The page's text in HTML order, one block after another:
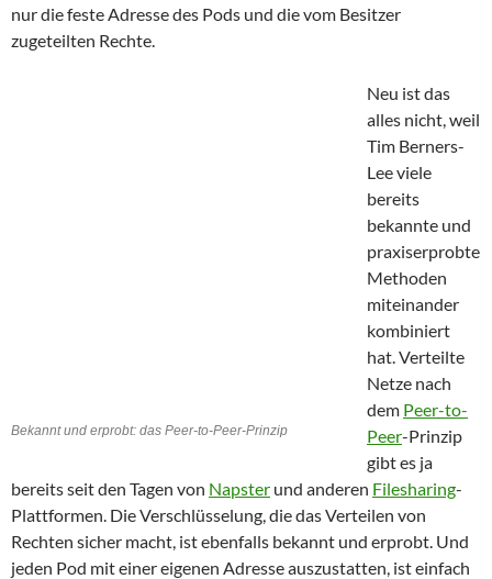
nur die feste Adresse des Pods und die vom Besitzer
zugeteilten Rechte.
Bekannt und erprobt: das Peer-to-Peer-Prinzip
Neu ist das
alles nicht, weil
Tim Berners-
Lee viele
bereits
bekannte und
praxiserprobte
Methoden
miteinander
kombiniert
hat. Verteilte
Netze nach
dem Peer-to-
Peer-Prinzip
gibt es ja
bereits seit den Tagen von Napster und anderen Filesharing-
Plattformen. Die Verschlüsselung, die das Verteilen von
Rechten sicher macht, ist ebenfalls bekannt und erprobt. Und
jeden Pod mit einer eigenen Adresse auszustatten, ist einfach